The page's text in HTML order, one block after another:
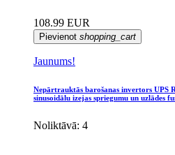
108.99 EUR
Pievienot shopping_cart
Jaunums!
Nepārtrauktās barošanas invertors UPS
sinusoidālu izejas spriegumu un uzlādes
Noliktāvā: 4